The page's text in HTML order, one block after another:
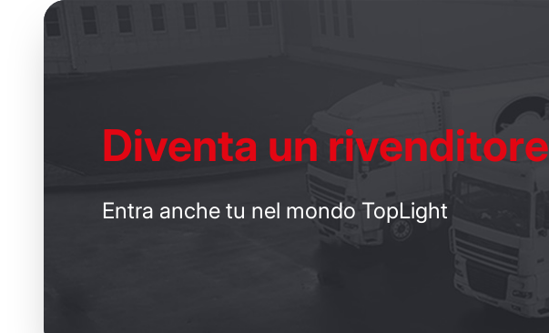
Diventa un rivenditore
Entra anche tu nel mondo TopLight